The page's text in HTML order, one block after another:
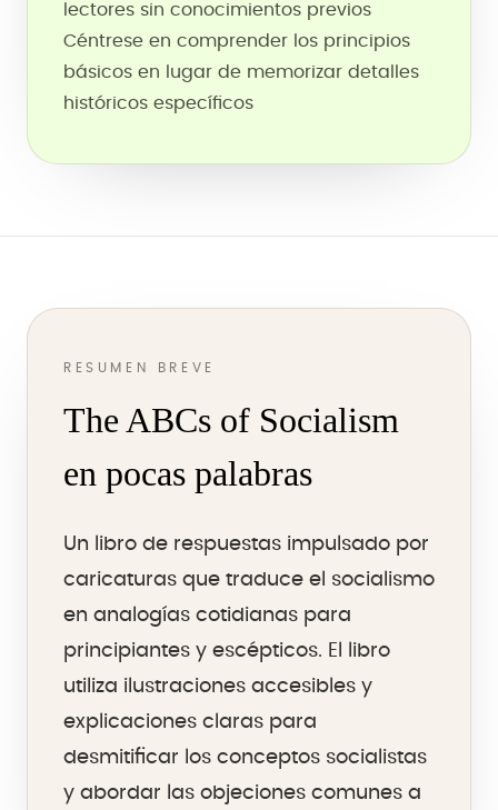
lectores sin conocimientos previos
Céntrese en comprender los principios
básicos en lugar de memorizar detalles
históricos específicos
RESUMEN BREVE
The ABCs of Socialism
en pocas palabras
Un libro de respuestas impulsado por
caricaturas que traduce el socialismo
en analogías cotidianas para
principiantes y escépticos. El libro
utiliza ilustraciones accesibles y
explicaciones claras para
desmitificar los conceptos socialistas
y abordar las objeciones comunes a